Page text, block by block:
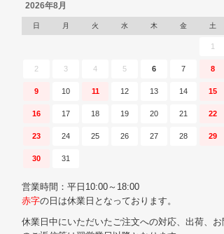
2026年8月
日 月 火 水 木 金 土
1
2 3 4 5 6 7 8
9 10 11 12 13 14 15
16 17 18 19 20 21 22
23 24 25 26 27 28 29
30 31
営業時間：平日10:00～18:00
赤字の日は休業日となっております。
休業日中にいただいたご注文への対応、出荷、